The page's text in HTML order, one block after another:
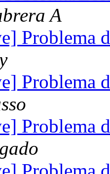
A
Problema
Problema
Problema